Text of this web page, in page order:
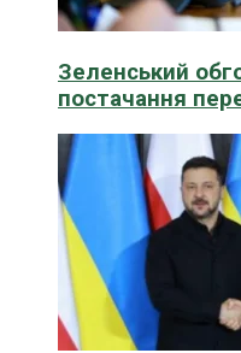
Зеленський
постачання